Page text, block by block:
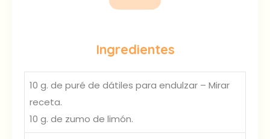
Ingredientes
10 g. de puré de dátiles para endulzar – Mirar
receta.
10 g. de zumo de limón.